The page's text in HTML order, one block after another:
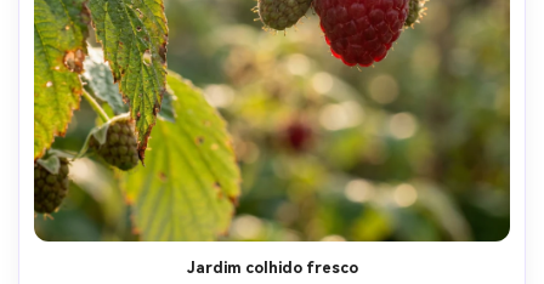
Jardim colhido fresco